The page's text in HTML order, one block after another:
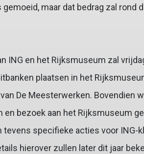
maar dat bedrag zal rond
ING en het Rijksmuseum zal
plaatsen in het
De Meesterwerken. Bovendien
bezoek aan het Rijksmuseum
tevens specifieke acties voor ING-
hierover zullen later dit jaar